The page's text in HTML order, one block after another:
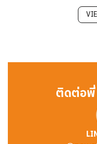
ติดต่อพี่